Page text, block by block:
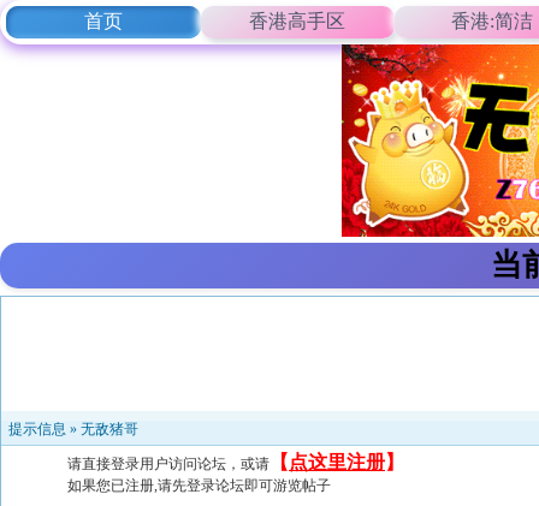
首页 香港高手区 香港:简洁
当
提示信息 » 无敌猪哥
请直接登录用户访问论坛，或请 【 点这里注册】
如果您已注册,请先登录论坛即可游览帖子